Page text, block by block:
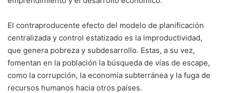
El contraproducente efecto del modelo de planificación
centralizada y control estatizado es la improductividad,
que genera pobreza y subdesarrollo. Estas, a su vez,
fomentan en la población la búsqueda de vías de escape,
como la corrupción, la economía subterránea y la fuga de
recursos humanos hacia otros países.